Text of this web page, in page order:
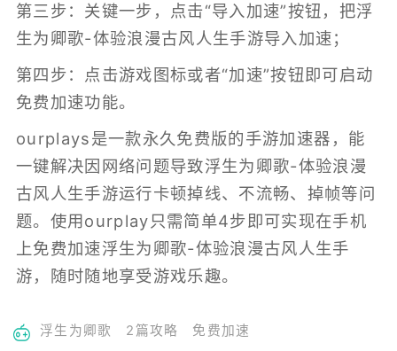
第三步：关键一步，点击“导入加速”按钮，把浮
生为卿歌-体验浪漫古风人生手游导入加速；
第四步：点击游戏图标或者“加速”按钮即可启动
免费加速功能。
ourplays是一款永久免费版的手游加速器 ，能
一键解决因网络问题导致浮生为卿歌-体验浪漫
古风人生手游运行卡顿掉线、不流畅、掉帧等问
题。使用ourplay只需简单4步即可实现在手机
上免费加速浮生为卿歌-体验浪漫古风人生手
游，随时随地享受游戏乐趣。
浮生为卿歌 2篇攻略 免费加速